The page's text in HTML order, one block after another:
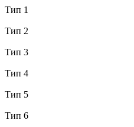
Тип 1
Тип 2
Тип 3
Тип 4
Тип 5
Тип 6